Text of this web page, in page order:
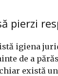
pierzi
igiena
de a
există